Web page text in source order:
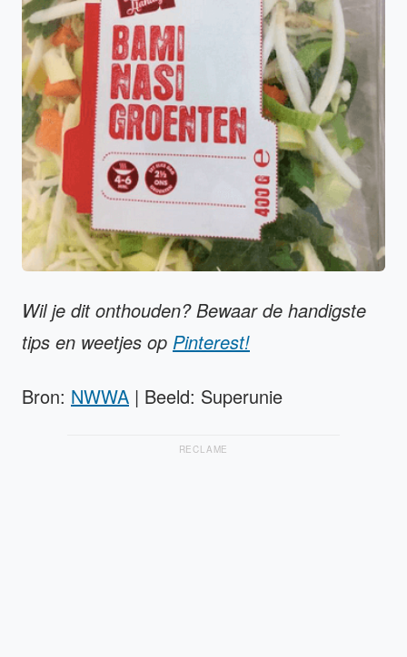
Wil je dit onthouden? Bewaar de handigste
tips en weetjes op Pinterest!
Bron: NWWA | Beeld: Superunie
RECLAME